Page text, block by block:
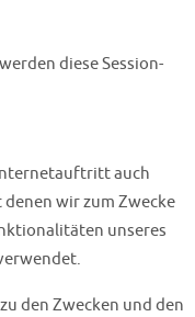
diese Session-
auch
wir zum Zwecke
unseres
den Zwecken und den